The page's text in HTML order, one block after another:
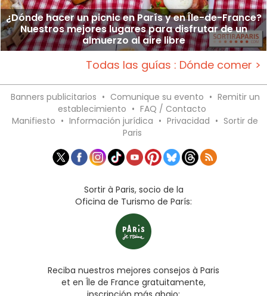
¿Dónde hacer un picnic en París y en Île-de-France?
Nuestros mejores lugares para disfrutar de un
almuerzo al aire libre
Todas las guías : Dónde comer >
Banners publicitarios • Comunique su evento • Remitir un
establecimiento • FAQ / Contacto
Manifiesto • Información jurídica • Privacidad • Sortir de
Paris
Sortir à Paris, socio de la
Oficina de Turismo de París:
Reciba nuestros mejores consejos à Paris
et en Île de France gratuitamente,